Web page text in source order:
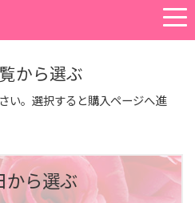
から選ぶ
い。選択すると購入ページへ進
から選ぶ